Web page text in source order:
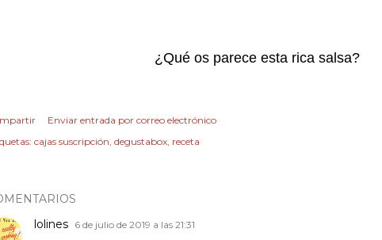
¿Qué os parece esta rica salsa?
Enviar entrada por correo electrónico
cajas suscripción degustabox receta
lolines 6 de julio de 2019 a las 21:31